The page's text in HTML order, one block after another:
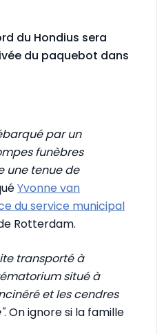
du Hondius sera
du paquebot dans
par un
funèbres
une tenue de
Yvonne van
du service municipal
Rotterdam.
transporté à
situé à
et les cendres
. On ignore si la famille